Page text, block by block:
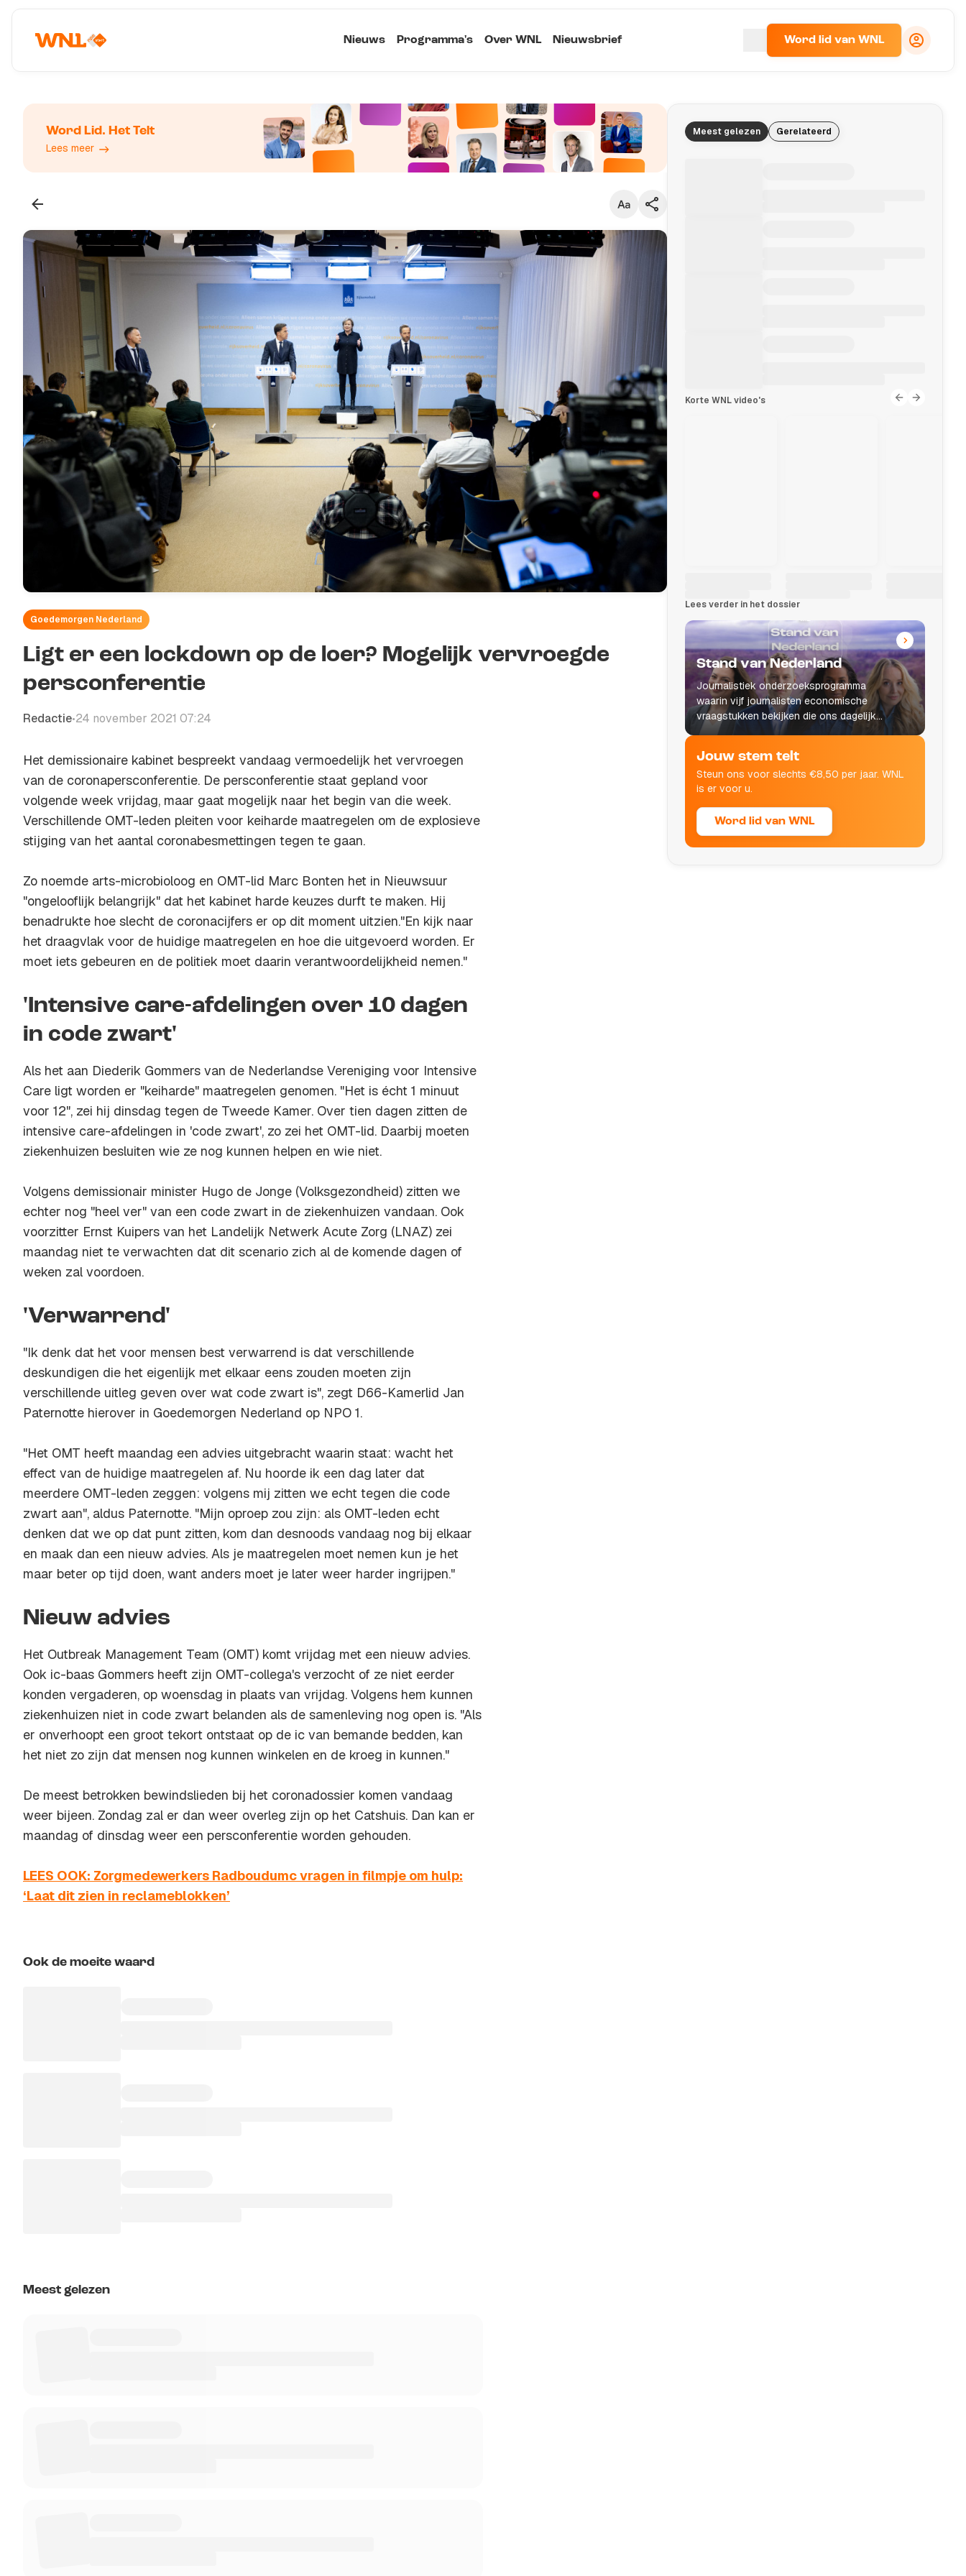
Nieuws Programma's Over WNL Nieuwsbrief Word lid van WNL
Word Lid. Het Telt
Lees meer
Goedemorgen Nederland
Ligt er een lockdown op de loer? Mogelijk vervroegde
persconferentie
Redactie•24 november 2021 07:24
Het demissionaire kabinet bespreekt vandaag vermoedelijk het vervroegen
van de coronapersconferentie. De persconferentie staat gepland voor
volgende week vrijdag, maar gaat mogelijk naar het begin van die week.
Verschillende OMT-leden pleiten voor keiharde maatregelen om de explosieve
stijging van het aantal coronabesmettingen tegen te gaan.
Zo noemde arts-microbioloog en OMT-lid Marc Bonten het in Nieuwsuur
"ongelooflijk belangrijk" dat het kabinet harde keuzes durft te maken. Hij
benadrukte hoe slecht de coronacijfers er op dit moment uitzien."En kijk naar
het draagvlak voor de huidige maatregelen en hoe die uitgevoerd worden. Er
moet iets gebeuren en de politiek moet daarin verantwoordelijkheid nemen."
'Intensive care-afdelingen over 10 dagen
in code zwart'
Als het aan Diederik Gommers van de Nederlandse Vereniging voor Intensive
Care ligt worden er "keiharde" maatregelen genomen. "Het is écht 1 minuut
voor 12", zei hij dinsdag tegen de Tweede Kamer. Over tien dagen zitten de
intensive care-afdelingen in 'code zwart', zo zei het OMT-lid. Daarbij moeten
ziekenhuizen besluiten wie ze nog kunnen helpen en wie niet.
Volgens demissionair minister Hugo de Jonge (Volksgezondheid) zitten we
echter nog "heel ver" van een code zwart in de ziekenhuizen vandaan. Ook
voorzitter Ernst Kuipers van het Landelijk Netwerk Acute Zorg (LNAZ) zei
maandag niet te verwachten dat dit scenario zich al de komende dagen of
weken zal voordoen.
'Verwarrend'
"Ik denk dat het voor mensen best verwarrend is dat verschillende
deskundigen die het eigenlijk met elkaar eens zouden moeten zijn
verschillende uitleg geven over wat code zwart is", zegt D66-Kamerlid Jan
Paternotte hierover in Goedemorgen Nederland op NPO 1.
"Het OMT heeft maandag een advies uitgebracht waarin staat: wacht het
effect van de huidige maatregelen af. Nu hoorde ik een dag later dat
meerdere OMT-leden zeggen: volgens mij zitten we echt tegen die code
zwart aan", aldus Paternotte. "Mijn oproep zou zijn: als OMT-leden echt
denken dat we op dat punt zitten, kom dan desnoods vandaag nog bij elkaar
en maak dan een nieuw advies. Als je maatregelen moet nemen kun je het
maar beter op tijd doen, want anders moet je later weer harder ingrijpen."
Nieuw advies
Het Outbreak Management Team (OMT) komt vrijdag met een nieuw advies.
Ook ic-baas Gommers heeft zijn OMT-collega's verzocht of ze niet eerder
konden vergaderen, op woensdag in plaats van vrijdag. Volgens hem kunnen
ziekenhuizen niet in code zwart belanden als de samenleving nog open is. "Als
er onverhoopt een groot tekort ontstaat op de ic van bemande bedden, kan
het niet zo zijn dat mensen nog kunnen winkelen en de kroeg in kunnen."
De meest betrokken bewindslieden bij het coronadossier komen vandaag
weer bijeen. Zondag zal er dan weer overleg zijn op het Catshuis. Dan kan er
maandag of dinsdag weer een persconferentie worden gehouden.
LEES OOK: Zorgmedewerkers Radboudumc vragen in filmpje om hulp:
‘Laat dit zien in reclameblokken’
Ook de moeite waard
Meest gelezen
Meest gelezen Gerelateerd
Korte WNL video's
Lees verder in het dossier
Stand van Nederland
Journalistiek onderzoeksprogramma
waarin vijf journalisten economische
vraagstukken bekijken die ons dagelijks
leven raken.
Jouw stem telt
Steun ons voor slechts €8,50 per jaar. WNL
is er voor u.
Word lid van WNL